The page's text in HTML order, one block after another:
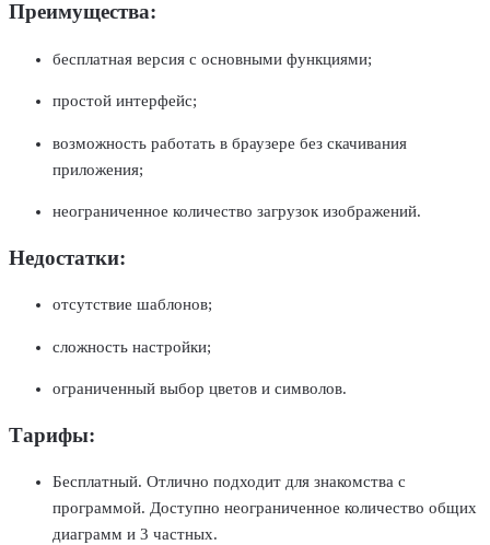
Преимущества:
бесплатная версия с основными функциями;
простой интерфейс;
возможность работать в браузере без скачивания
приложения;
неограниченное количество загрузок изображений.
Недостатки:
отсутствие шаблонов;
сложность настройки;
ограниченный выбор цветов и символов.
Тарифы:
Бесплатный. Отлично подходит для знакомства с
программой. Доступно неограниченное количество общих
диаграмм и 3 частных.